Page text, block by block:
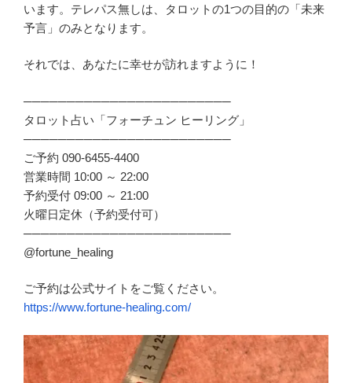
います。テレパス無しは、タロットの1つの目的の「未来
予言」のみとなります。
それでは、あなたに幸せが訪れますように！
────────────────────────
タロット占い「フォーチュン ヒーリング」
────────────────────────
ご予約 090-6455-4400
営業時間 10:00 ～ 22:00
予約受付 09:00 ～ 21:00
火曜日定休（予約受付可）
────────────────────────
@fortune_healing
ご予約は公式サイトをご覧ください。
https://www.fortune-healing.com/